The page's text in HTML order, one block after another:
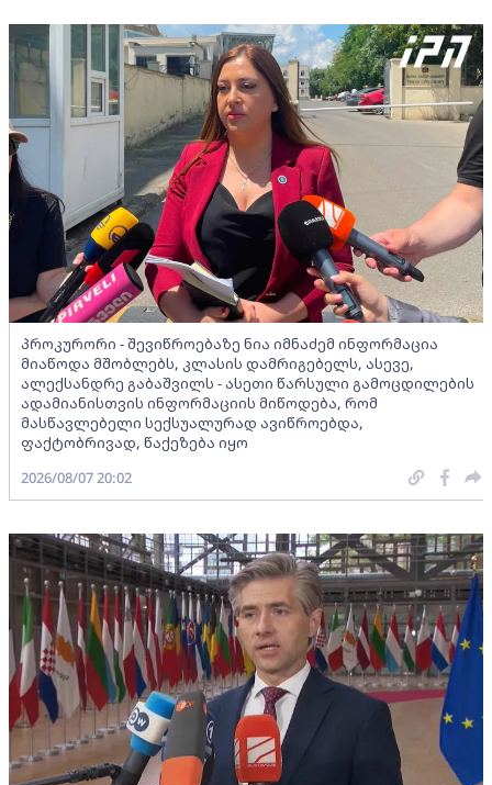
პროკურორი - შევიწროებაზე ნია იმნაძემ ინფორმაცია
მიაწოდა მშობლებს, კლასის დამრიგებელს, ასევე,
ალექსანდრე გაბაშვილს - ასეთი წარსული გამოცდილების
ადამიანისთვის ინფორმაციის მიწოდება, რომ
მასწავლებელი სექსუალურად ავიწროებდა,
ფაქტობრივად, წაქეზება იყო
2026/08/07 20:02